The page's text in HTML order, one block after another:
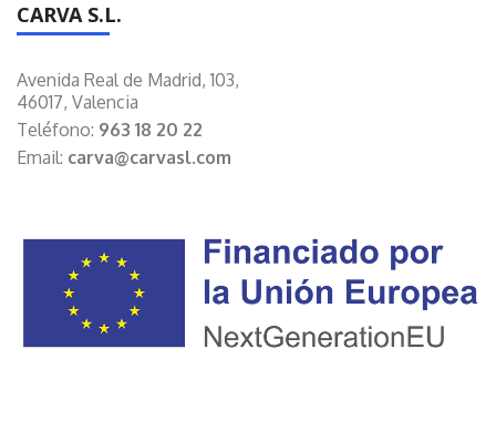
CARVA S.L.
Avenida Real de Madrid, 103,
46017, Valencia
Teléfono: 963 18 20 22
Email: carva@carvasl.com